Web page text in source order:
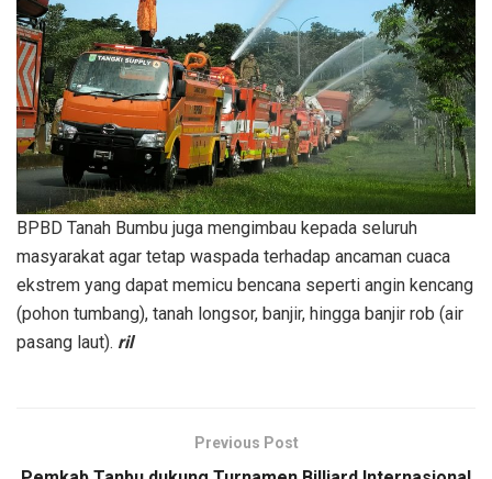
BPBD Tanah Bumbu juga mengimbau kepada seluruh
masyarakat agar tetap waspada terhadap ancaman cuaca
ekstrem yang dapat memicu bencana seperti angin kencang
(pohon tumbang), tanah longsor, banjir, hingga banjir rob (air
pasang laut). ril
Previous Post